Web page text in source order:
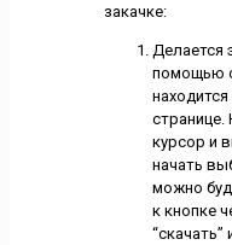
закачке:
Делается
помощью
странице.
курсор и
начать
можно
к кнопке
“скачать”